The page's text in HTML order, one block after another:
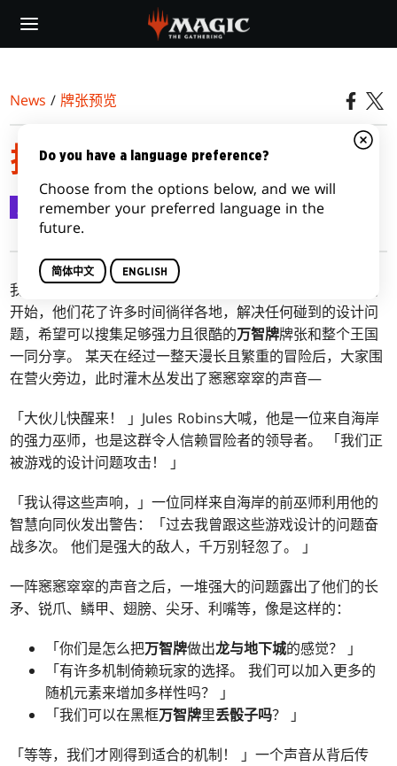
main
News / 牌张预览
探索二十面体
牌张预览 2021-07-01
我们的冒险从一群谦虚的游戏设计师走过漫长且蜿蜒的道路
开始，他们花了许多时间徜徉各地，解决任何碰到的设计问
题，希望可以搜集足够强力且很酷的万智牌牌张和整个王国
一同分享。 某天在经过一整天漫长且繁重的冒险后，大家围
在营火旁边，此时灌木丛发出了窸窸窣窣的声音—
「大伙儿快醒来！ 」Jules Robins大喊，他是一位来自海岸
的强力巫师，也是这群令人信赖冒险者的领导者。 「我们正
被游戏的设计问题攻击！ 」
「我认得这些声响，」一位同样来自海岸的前巫师利用他的
智慧向同伙发出警告：「过去我曾跟这些游戏设计的问题奋
战多次。 他们是强大的敌人，千万别轻忽了。 」
一阵窸窸窣窣的声音之后，一堆强大的问题露出了他们的长
矛、锐爪、鳞甲、翅膀、尖牙、利嘴等，像是这样的：
「你们是怎么把万智牌做出龙与地下城的感觉？ 」
「有许多机制倚赖玩家的选择。 我们可以加入更多的
随机元素来增加多样性吗？ 」
「我们可以在黑框万智牌里丢骰子吗？ 」
「等等，我们才刚得到适合的机制！ 」一个声音从背后传
Do you have a language preference?
Choose from the options below, and we will
remember your preferred language in the
future.
简体中文 ENGLISH